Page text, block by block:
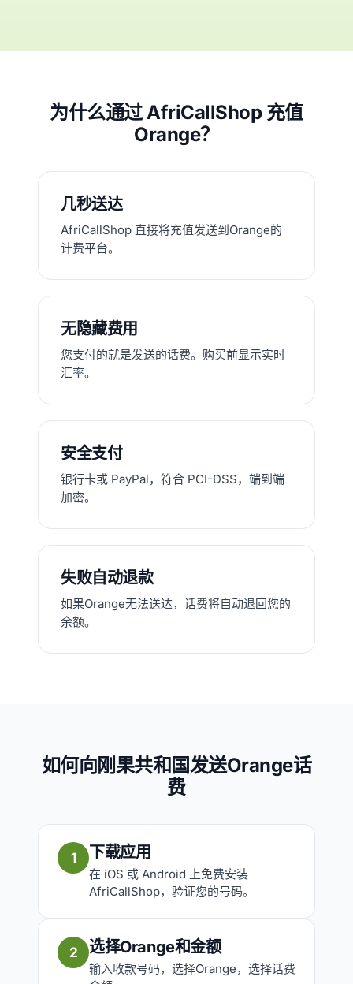
为什么通过 AfriCallShop 充值
Orange？
几秒送达
AfriCallShop 直接将充值发送到Orange的
计费平台。
无隐藏费用
您支付的就是发送的话费。购买前显示实时
汇率。
安全支付
银行卡或 PayPal，符合 PCI-DSS，端到端
加密。
失败自动退款
如果Orange无法送达，话费将自动退回您的
余额。
如何向刚果共和国发送Orange话
费
1 下载应用
在 iOS 或 Android 上免费安装
AfriCallShop，验证您的号码。
2 选择Orange和金额
输入收款号码，选择Orange，选择话费